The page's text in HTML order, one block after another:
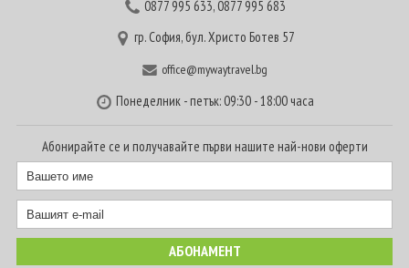
0877 995 633,0877 995 683
гр. София, бул. Христо Ботев 57
office@mywaytravel.bg
Понеделник - петък: 09:30 - 18:00 часа
Абонирайте се и получавайте първи нашите най-нови оферти